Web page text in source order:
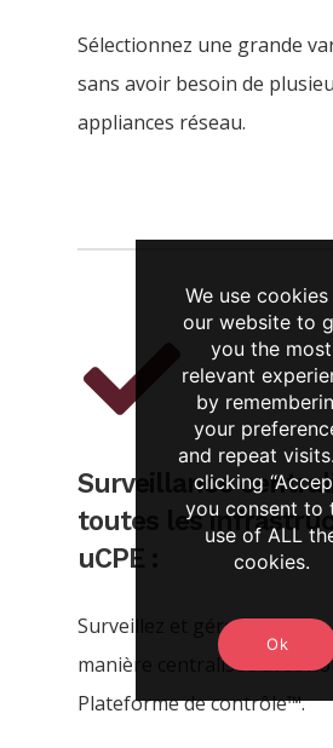
Sélectionnez une grande
sans avoir besoin de
appliances réseau.
Surveillance
toutes les
uCPE :
Surveillez et gérez tous vos
manière centralisée avec
Plateforme de contrôle™.
We use
our website to
you the most
relevant
by
your
and repeat
clicking
you consent to
use of ALL
cookies.
Ok